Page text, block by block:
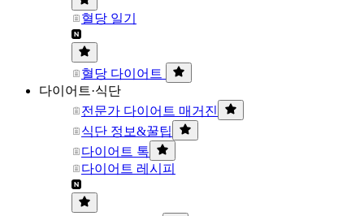
혈당 일기
혈당 다이어트
다이어트·식단
전문가 다이어트 매거진
식단 정보&꿀팁
다이어트 톡
다이어트 레시피